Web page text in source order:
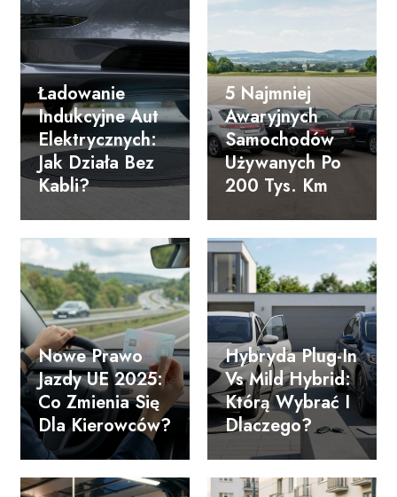
Ładowanie
Indukcyjne Aut
Elektrycznych:
Jak Działa Bez
Kabli?
5 Najmniej
Awaryjnych
Samochodów
Używanych Po
200 Tys. Km
Nowe Prawo
Jazdy UE 2025:
Co Zmienia Się
Dla Kierowców?
Hybryda Plug-In
Vs Mild Hybrid:
Którą Wybrać I
Dlaczego?